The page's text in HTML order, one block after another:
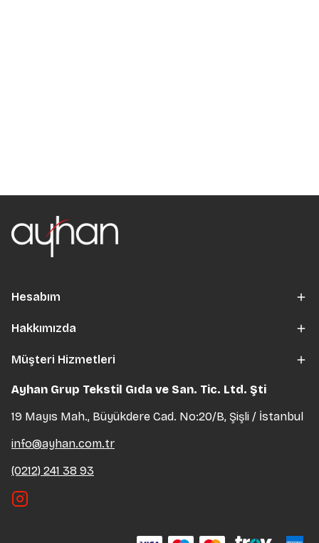
Hesabım
Hakkımızda
Müşteri Hizmetleri
Ayhan Grup Tekstil Gıda ve San. Tic. Ltd. Şti
19 Mayıs Mah., Büyükdere Cad. No:20/B, Şişli / İstanbul
info@ayhan.com.tr
(0212) 241 38 93